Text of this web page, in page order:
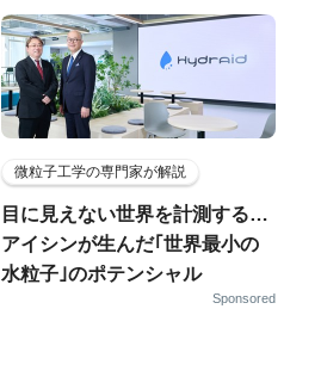
微粒子工学の専門家が解説
目に見えない世界を計測する…
アイシンが生んだ｢世界最小の
水粒子｣のポテンシャル
Sponsored